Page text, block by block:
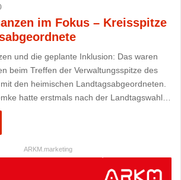
im Fokus – Kreisspitze
und die geplante Inklusion: Das waren
beim Treffen der Verwaltungsspitze des
den heimischen Landtagsabgeordneten.
hatte erstmals nach der Landtagswahl…
ARKM.marketing